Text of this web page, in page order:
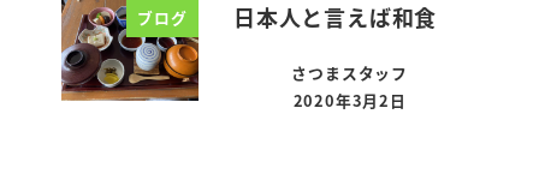
ブログ 日本人と言えば和食
さつまスタッフ
投稿日
2020年3月2日